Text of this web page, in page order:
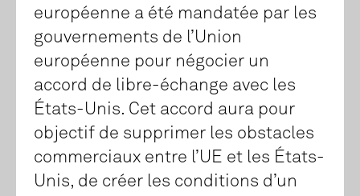
européenne a été mandatée par les
gouvernements de l’Union
européenne pour négocier un
accord de libre-échange avec les
États-Unis. Cet accord aura pour
objectif de supprimer les obstacles
commerciaux entre l’UE et les États-
Unis, de créer les conditions d’un